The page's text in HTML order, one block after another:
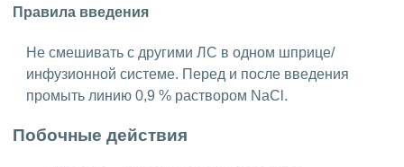
Правила введения
Не смешивать с другими ЛС в одном шприце/
инфузионной системе. Перед и после введения
промыть линию 0,9 % раствором NaCl.
Побочные действия